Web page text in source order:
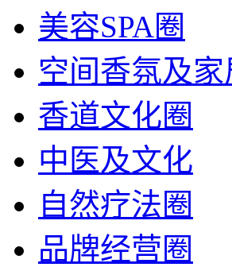
美容SPA圈
空间香氛及
香道文化圈
中医及文化
自然疗法圈
品牌经营圈